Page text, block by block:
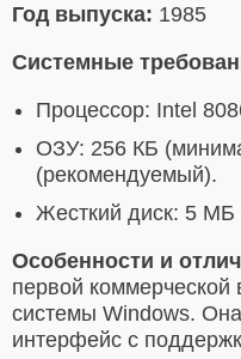
Год выпуска: 1985
Системные
Процессор: Intel
ОЗУ: 256 КБ
(рекомендуемый).
Жесткий диск: 5 МБ
Особенности и
первой коммерческой
системы Windows.
интерфейс с